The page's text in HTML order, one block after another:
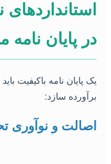
در پایان نامه
یک پایان نامه باکیفیت
برآورده سازد:
اصالت و نوآوری